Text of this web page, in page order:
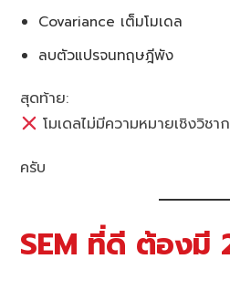
Covariance เต็มโมเดล
ลบตัวแปรจนทฤษฎีพัง
สุดท้าย:
โมเดลไม่มีความหมายเชิงวิชา
ครับ
SEM ที่ดี ต้องมี